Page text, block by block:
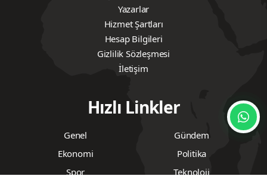
Yazarlar
Hizmet Şartları
Hesap Bilgileri
Gizlilik Sözleşmesi
İletişim
Hızlı Linkler
Genel
Gündem
Ekonomi
Politika
Spor
Teknoloji